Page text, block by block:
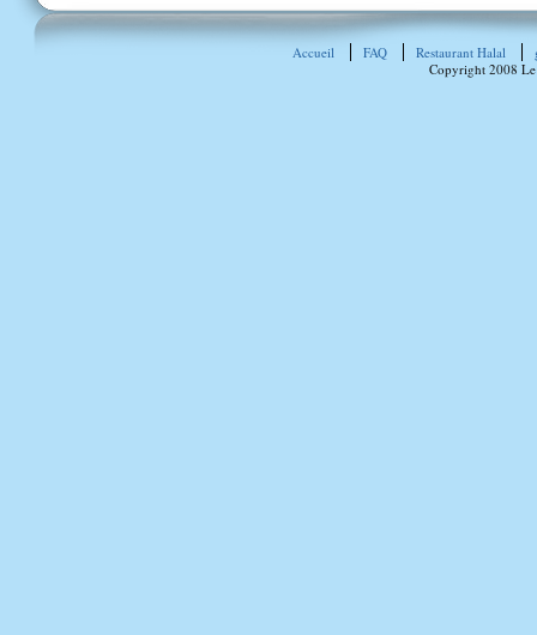
Accueil FAQ Restaurant Halal
Copyright 2008